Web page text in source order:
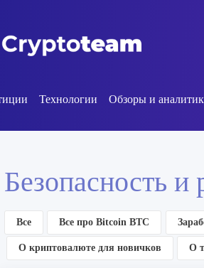
Технологии Обзоры и
Безопасность и
Все Все про Bitcoin BTC
О криптовалюте для новичков О